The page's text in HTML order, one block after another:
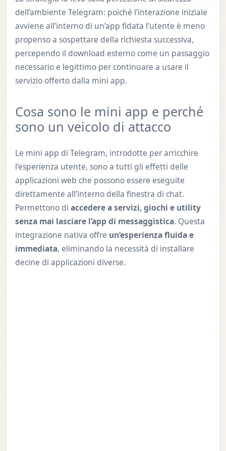
dell’ambiente Telegram: poiché l’interazione iniziale
avviene all’interno di un’app fidata l’utente è meno
propenso a sospettare della richiesta successiva,
percependo il download esterno come un passaggio
necessario e legittimo per continuare a usare il
servizio offerto dalla mini app.
Cosa sono le mini app e perché
sono un veicolo di attacco
Le mini app di Telegram, introdotte per arricchire
l’esperienza utente, sono a tutti gli effetti delle
applicazioni web che possono essere eseguite
direttamente all’interno della finestra di chat.
Permettono di accedere a servizi, giochi e utility
senza mai lasciare l’app di messaggistica. Questa
integrazione nativa offre un’esperienza fluida e
immediata, eliminando la necessità di installare
decine di applicazioni diverse.